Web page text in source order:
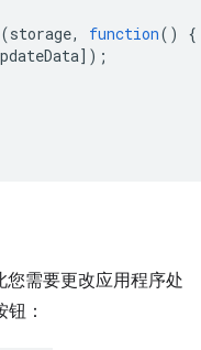
(storage, function()
{
] );
需要更改应用程序处
钮：